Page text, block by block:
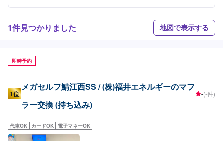
1件見つかりました 地図で表示する
即時予約
1位
メガセルフ鯖江西SS / (株)福井エネルギーのマフ
ラー交換 (持ち込み)
-(-件)
代車OK カードOK 電子マネーOK